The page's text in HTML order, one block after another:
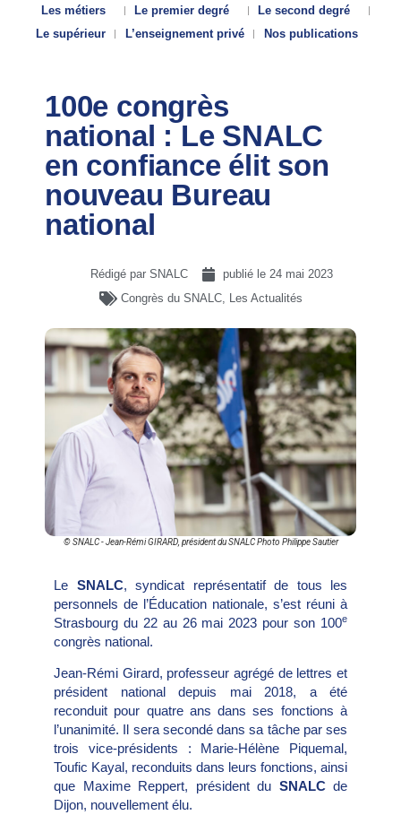
Les métiers
Le premier degré
Le second degré
Le supérieur
L’enseignement privé Nos publications
100e congrès
national : Le SNALC
en confiance élit son
nouveau Bureau
national
Rédigé par SNALC publié le 24 mai 2023
Congrès du SNALC, Les Actualités
© SNALC - Jean-Rémi GIRARD, président du SNALC Photo Philippe Sautier
Le SNALC, syndicat représentatif de tous les
personnels de l’Éducation nationale, s’est réuni à
Strasbourg du 22 au 26 mai 2023 pour son 100e
congrès national.
Jean-Rémi Girard, professeur agrégé de lettres et
président national depuis mai 2018, a été
reconduit pour quatre ans dans ses fonctions à
l’unanimité. Il sera secondé dans sa tâche par ses
trois vice-présidents : Marie-Hélène Piquemal,
Toufic Kayal, reconduits dans leurs fonctions, ainsi
que Maxime Reppert, président du SNALCde
Dijon, nouvellement élu.